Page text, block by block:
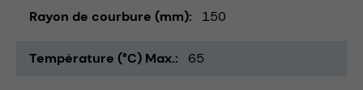
Rayon de courbure (mm) 150
Température (°C) Max. 65